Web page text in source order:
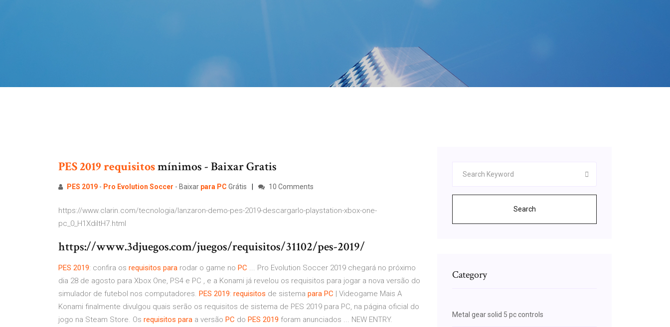
PES2019requisitosmínimos - Baixar Gratis
PES 2019 - Pro Evolution Soccer - Baixar para PC Grátis 10 Comments
https://www.clarin.com/tecnologia/lanzaron-demo-pes-2019-descargarlo-playstation-xbox-one-
pc_0_H1XdiltH7.html
https://www.3djuegos.com/juegos/requisitos/31102/pes-2019/
PES 2019: confira os requisitos para rodar o game no PC ... Pro Evolution Soccer 2019 chegará no próximo
dia 28 de agosto para Xbox One, PS4 e PC , e a Konami já revelou os requisitos para jogar a nova versão do
simulador de futebol nos computadores. PES 2019: requisitos de sistema para PC | Videogame Mais A
Konami finalmente divulgou quais serão os requisitos de sistema de PES 2019 para PC, na página oficial do
jogo na Steam Store. Os requisitos para a versão PC do PES 2019 foram anunciados ... NEW ENTRY.
Search
Category
Metal gear solid 5 pc controls